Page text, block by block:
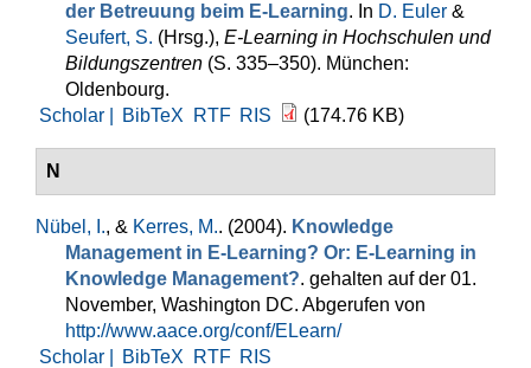
der Betreuung beim E-Learning. In D. Euler &
Seufert, S. (Hrsg.), E-Learning in Hochschulen und
Bildungszentren (S. 335–350). München:
Oldenbourg.
Scholar |
BibTeX RTF RIS (174.76 KB)
N
Nübel, I., & Kerres, M.. (2004). Knowledge
Management in E-Learning? Or: E-Learning in
Knowledge Management?. gehalten auf der 01.
November, Washington DC. Abgerufen von
http://www.aace.org/conf/ELearn/
Scholar |
BibTeX RTF RIS